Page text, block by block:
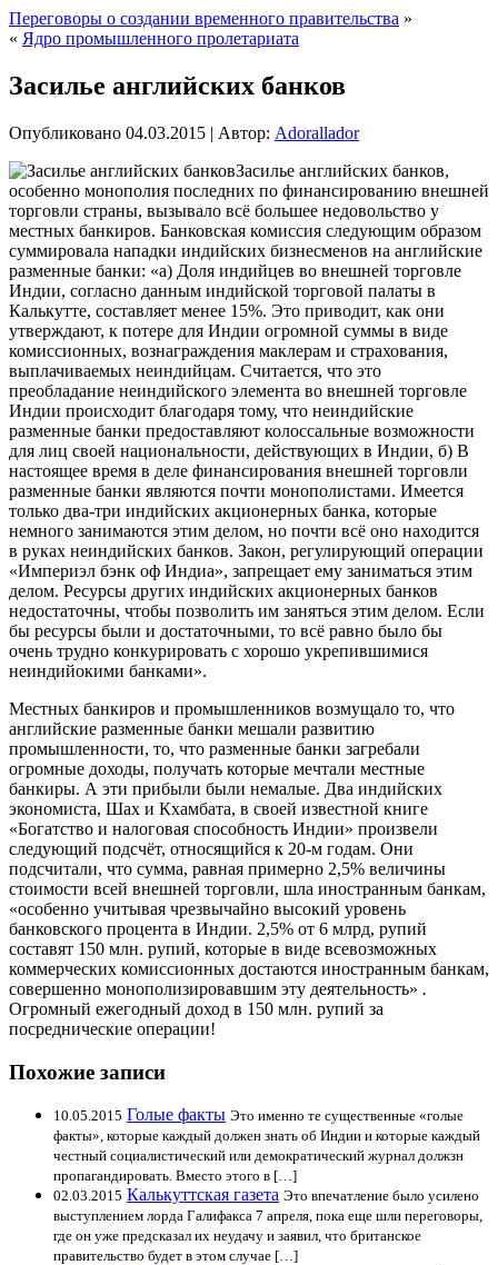
Переговоры о создании временного правительства »
« Ядро промышленного пролетариата
Засилье английских банков
Опубликовано 04.03.2015 | Автор: Adorallador
Засилье английских банков,
особенно монополия последних по финансированию внешней
торговли страны, вызывало всё большее недовольство у
местных банкиров. Банковская комиссия следующим образом
суммировала нападки индийских бизнесменов на английские
разменные банки: «а) Доля индийцев во внешней торговле
Индии, согласно данным индийской торговой палаты в
Калькутте, составляет менее 15%. Это приводит, как они
утверждают, к потере для Индии огромной суммы в виде
комиссионных, вознаграждения маклерам и страхования,
выплачиваемых неиндийцам. Считается, что это
преобладание неиндийского элемента во внешней торговле
Индии происходит благодаря тому, что неиндийские
разменные банки предоставляют колоссальные возможности
для лиц своей национальности, действующих в Индии, б) В
настоящее время в деле финансирования внешней торговли
разменные банки являются почти монополистами. Имеется
только два-три индийских акционерных банка, которые
немного занимаются этим делом, но почти всё оно находится
в руках неиндийских банков. Закон, регулирующий операции
«Империэл бэнк оф Индиа», запрещает ему заниматься этим
делом. Ресурсы других индийских акционерных банков
недостаточны, чтобы позволить им заняться этим делом. Если
бы ресурсы были и достаточными, то всё равно было бы
очень трудно конкурировать с хорошо укрепившимися
неиндийокими банками».
Местных банкиров и промышленников возмущало то, что
английские разменные банки мешали развитию
промышленности, то, что разменные банки загребали
огромные доходы, получать которые мечтали местные
банкиры. А эти прибыли были немалые. Два индийских
экономиста, Шах и Кхамбата, в своей известной книге
«Богатство и налоговая способность Индии» произвели
следующий подсчёт, относящийся к 20-м годам. Они
подсчитали, что сумма, равная примерно 2,5% величины
стоимости всей внешней торговли, шла иностранным банкам,
«особенно учитывая чрезвычайно высокий уровень
банковского процента в Индии. 2,5% от 6 млрд, рупий
составят 150 млн. рупий, которые в виде всевозможных
коммерческих комиссионных достаются иностранным банкам,
совершенно монополизировавшим эту деятельность» .
Огромный ежегодный доход в 150 млн. рупий за
посреднические операции!
Похожие записи
10.05.2015 Голые факты Это именно те существенные «голые
факты», которые каждый должен знать об Индии и которые каждый
честный социалистический или демократический журнал должзн
пропагандировать. Вместо этого в […]
02.03.2015 Калькуттская газета Это впечатление было усилено
выступлением лорда Галифакса 7 апреля, пока еще шли переговоры,
где он уже предсказал их неудачу и заявил, что британское
правительство будет в этом случае […]